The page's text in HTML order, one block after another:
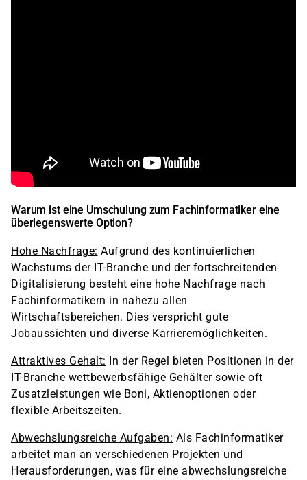
Warum ist eine Umschulung zum Fachinformatiker eine
überlegenswerte Option?
Hohe Nachfrage: Aufgrund des kontinuierlichen
Wachstums der IT-Branche und der fortschreitenden
Digitalisierung besteht eine hohe Nachfrage nach
Fachinformatikern in nahezu allen
Wirtschaftsbereichen. Dies verspricht gute
Jobaussichten und diverse Karrieremöglichkeiten.
Attraktives Gehalt: In der Regel bieten Positionen in der
IT-Branche wettbewerbsfähige Gehälter sowie oft
Zusatzleistungen wie Boni, Aktienoptionen oder
flexible Arbeitszeiten.
Abwechslungsreiche Aufgaben: Als Fachinformatiker
arbeitet man an verschiedenen Projekten und
Herausforderungen, was für eine abwechslungsreiche